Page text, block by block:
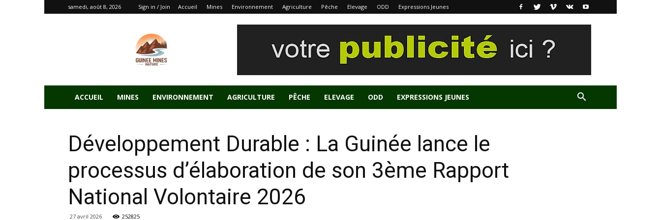
samedi, août 8, 2026 Sign in / Join Accueil Mines Environnement Agriculture Pêche Elevage ODD Expressions Jeunes
ACCUEIL MINES ENVIRONNEMENT AGRICULTURE PÊCHE ELEVAGE ODD EXPRESSIONS JEUNES
Développement Durable : La Guinée lance le
processus d’élaboration de son 3ème Rapport
National Volontaire 2026
27 avril 2026 252825